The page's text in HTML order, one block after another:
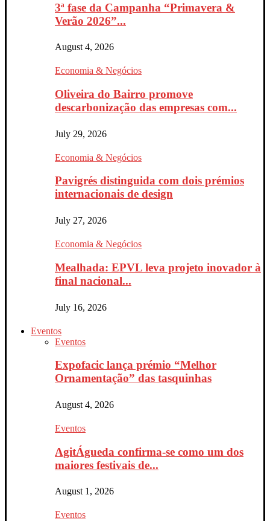
3ª fase da Campanha “Primavera &
Verão 2026”...
August 4, 2026
Economia & Negócios
Oliveira do Bairro promove
descarbonização das empresas com...
July 29, 2026
Economia & Negócios
Pavigrés distinguida com dois prémios
internacionais de design
July 27, 2026
Economia & Negócios
Mealhada: EPVL leva projeto inovador à
final nacional...
July 16, 2026
Eventos
Eventos
Expofacic lança prémio “Melhor
Ornamentação” das tasquinhas
August 4, 2026
Eventos
AgitÁgueda confirma-se como um dos
maiores festivais de...
August 1, 2026
Eventos